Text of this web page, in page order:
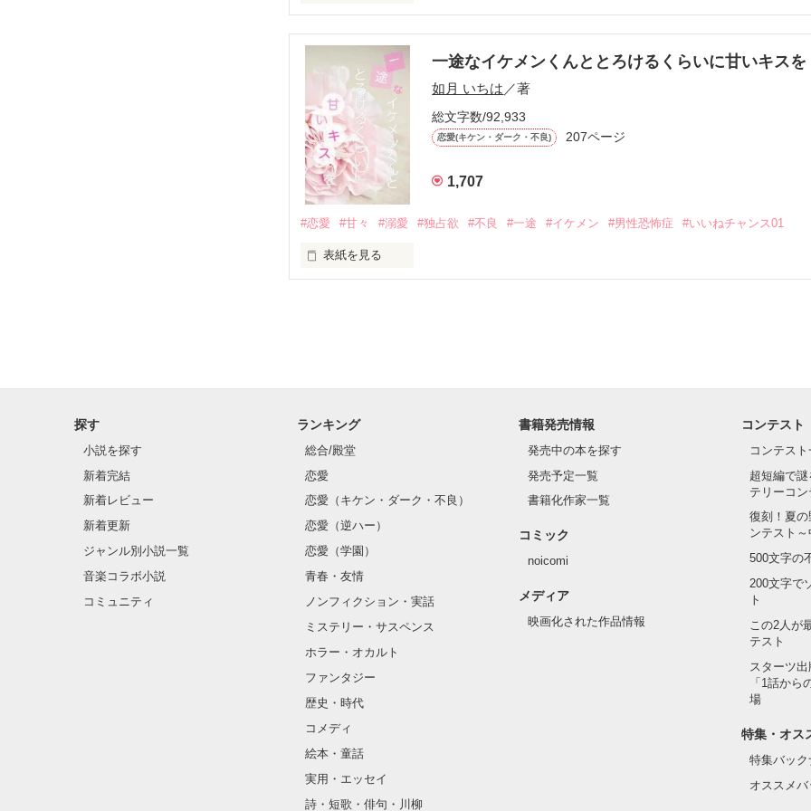
それは止まっていた恋が再び動き始める合図──。
✨.ﾟ･*..☆.｡.:*✨.☆.｡.:. *:ﾟ✨.ﾟ･*..☆.｡.:*✨
人見知りだけど優しい無自覚だけどモテる
冴木澪-SaekiMio
×
基本女子に冷たいのに澪にはわんこ男子になる
篠宮光-ShinomiyaHikaru
✨.ﾟ･*..☆.｡.:*✨.☆.｡.:. *:ﾟ✨.ﾟ･*..☆.｡.:*✨
一途なイケメンくんととろけるくらいに甘いキスを
如月 いちは ／著
総文字数/92,933
恋愛(キケン・ダーク・不良) 207ページ
1,707
#恋愛 #甘々 #溺愛 #独占欲 #不良 #一途 #イケメン #男性恐怖症 #いいねチャンス01
表紙を見る
クラス替えをして隣の席になったのは────
金髪に近い明るい髪色
片耳には琥珀色のピアス
ほとんど笑顔なんて見せたことがなくてぶっきらぼう
そんな性格と見た目のせいで学校中のみんなから
怖くて近づいてはいけない人だと思っていたのに
探す
小説を探す
新着完結
新着レビュー
新着更新
ジャンル別小説一覧
音楽コラボ小説
コミュニティ
ランキング
総合/殿堂
恋愛
恋愛（キケン・ダーク・不良）
恋愛（逆ハー）
恋愛（学園）
青春・友情
ノンフィクション・実話
ミステリー・サスペンス
ホラー・オカルト
ファンタジー
歴史・時代
コメディ
絵本・童話
実用・エッセイ
詩・短歌・俳句・川柳
書籍発売情報
発売中の本を探す
発売予定一覧
書籍化作家一覧
コミック
noicomi
メディア
映画化された作品情報
コンテスト
コンテス
超短編で
テリーコ
復刻！夏
ンテスト
500文字の
200文字で
ト
この2人が
テスト
スターツ
「1話から
場
特集・オス
特集バッ
オススメ